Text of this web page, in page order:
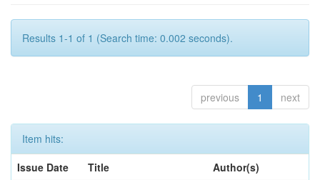
Results 1-1 of 1 (Search time: 0.002 seconds).
previous 1 next
Item hits:
Issue Date
Title
Author(s)